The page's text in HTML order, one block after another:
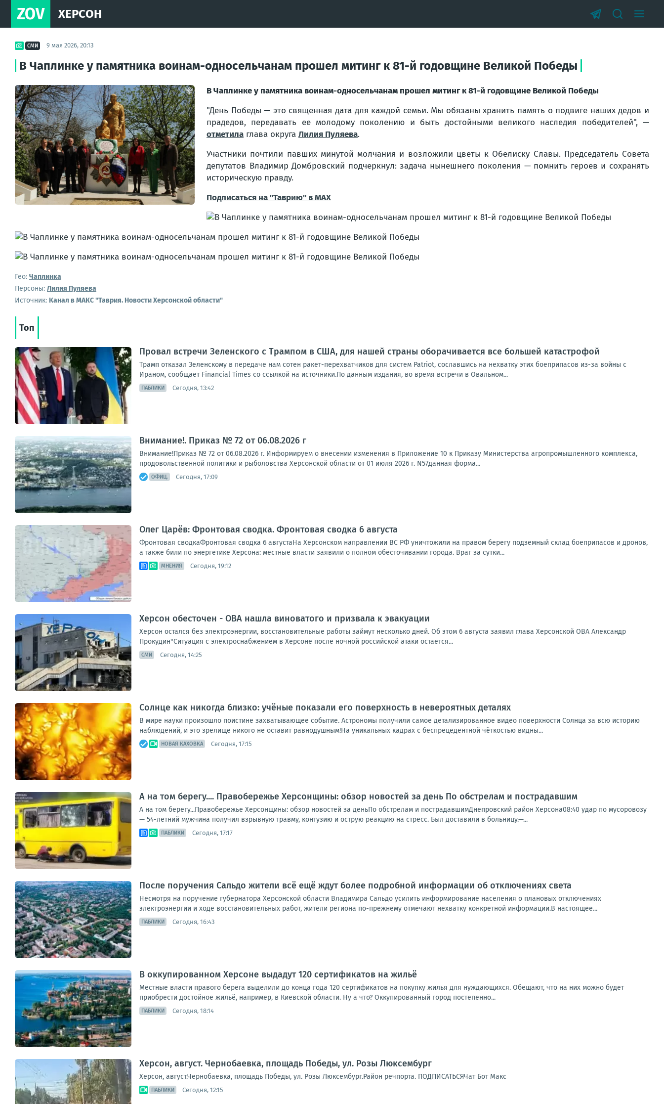
ZOV ХЕРСОН
СМИ 9 мая 2026, 20:13
В Чаплинке у памятника воинам-односельчанам прошел митинг к 81-й годовщине Великой Победы
В Чаплинке у памятника воинам-односельчанам прошел митинг к 81-й годовщине Великой Победы
"День Победы — это священная дата для каждой семьи. Мы обязаны хранить память о подвиге наших дедов и
прадедов, передавать ее молодому поколению и быть достойными великого наследия победителей", —
отметила глава округа Лилия Пуляева.
Участники почтили павших минутой молчания и возложили цветы к Обелиску Славы. Председатель Совета
депутатов Владимир Домбровский подчеркнул: задача нынешнего поколения — помнить героев и сохранять
историческую правду.
Подписаться на "Таврию" в MAX
Гео: Чаплинка
Персоны: Лилия Пуляева
Источник: Канал в МАКС "Таврия. Новости Херсонской области"
Топ
Провал встречи Зеленского с Трампом в США, для нашей страны оборачивается все большей катастрофой
Трамп отказал Зеленскому в передаче нам сотен ракет-перехватчиков для систем Patriot, сославшись на нехватку этих боеприпасов из-за войны с
Ираном, сообщает Financial Times со ссылкой на источники.По данным издания, во время встречи в Овальном...
ПАБЛИКИ Сегодня, 13:42
Внимание!. Приказ № 72 от 06.08.2026 г
Внимание!Приказ № 72 от 06.08.2026 г. Информируем о внесении изменения в Приложение 10 к Приказу Министерства агропромышленного комплекса,
продовольственной политики и рыболовства Херсонской области от 01 июля 2026 г. N57данная форма...
ОФИЦ. Сегодня, 17:09
Олег Царёв: Фронтовая сводка. Фронтовая сводка 6 августа
Фронтовая сводкаФронтовая сводка 6 августаНа Херсонском направлении ВС РФ уничтожили на правом берегу подземный склад боеприпасов и дронов,
а также били по энергетике Херсона: местные власти заявили о полном обесточивании города. Враг за сутки...
МНЕНИЯ Сегодня, 19:12
Херсон обесточен - ОВА нашла виноватого и призвала к эвакуации
Херсон остался без электроэнергии, восстановительные работы займут несколько дней. Об этом 6 августа заявил глава Херсонской ОВА Александр
Прокудин"Ситуация с электроснабжением в Херсоне после ночной российской атаки остается...
СМИ Сегодня, 14:25
Солнце как никогда близко: учёные показали его поверхность в невероятных деталях
В мире науки произошло поистине захватывающее событие. Астрономы получили самое детализированное видео поверхности Солнца за всю историю
наблюдений, и это зрелище никого не оставит равнодушным!На уникальных кадрах с беспрецедентной чёткостью видны...
НОВАЯ КАХОВКА Сегодня, 17:15
А на том берегу.... Правобережье Херсонщины: обзор новостей за день По обстрелам и пострадавшим
А на том берегу...Правобережье Херсонщины: обзор новостей за деньПо обстрелам и пострадавшимДнепровский район Херсона08:40 удар по мусоровозу
— 54-летний мужчина получил взрывную травму, контузию и острую реакцию на стресс. Был доставили в больницу.—...
ПАБЛИКИ Сегодня, 17:17
После поручения Сальдо жители всё ещё ждут более подробной информации об отключениях света
Несмотря на поручение губернатора Херсонской области Владимира Сальдо усилить информирование населения о плановых отключениях
электроэнергии и ходе восстановительных работ, жители региона по-прежнему отмечают нехватку конкретной информации.В настоящее...
ПАБЛИКИ Сегодня, 16:43
В оккупированном Херсоне выдадут 120 сертификатов на жильё
Местные власти правого берега выделили до конца года 120 сертификатов на покупку жилья для нуждающихся. Обещают, что на них можно будет
приобрести достойное жильё, например, в Киевской области. Ну а что? Оккупированный город постепенно...
ПАБЛИКИ Сегодня, 18:14
Херсон, август. Чернобаевка, площадь Победы, ул. Розы Люксембург
Херсон, август.Чернобаевка, площадь Победы, ул. Розы Люксембург.Район речпорта. ПОДПИСАТЬСЯЧат Бот Макс
ПАБЛИКИ Сегодня, 12:15